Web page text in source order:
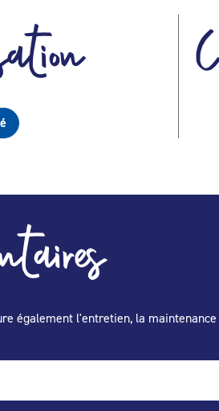
également l'entretien, la maintenance